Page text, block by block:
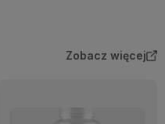
Zobacz więcej